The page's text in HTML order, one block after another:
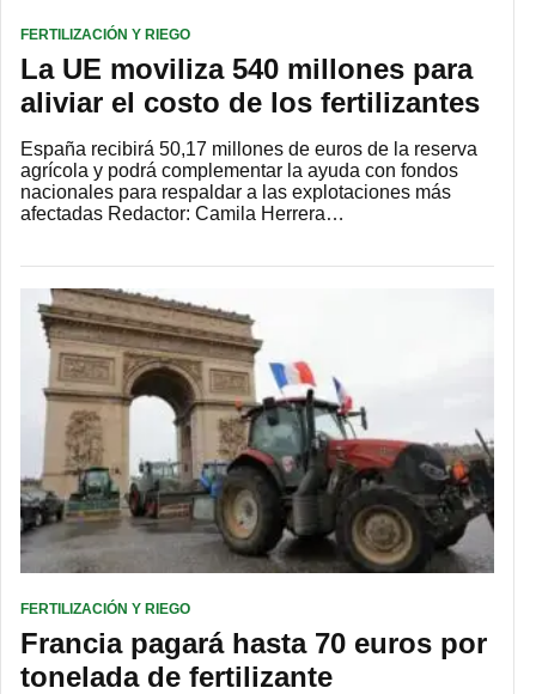
FERTILIZACIÓN Y RIEGO
La UE moviliza 540 millones para
aliviar el costo de los fertilizantes
España recibirá 50,17 millones de euros de la reserva
agrícola y podrá complementar la ayuda con fondos
nacionales para respaldar a las explotaciones más
afectadas Redactor: Camila Herrera…
FERTILIZACIÓN Y RIEGO
Francia pagará hasta 70 euros por
tonelada de fertilizante